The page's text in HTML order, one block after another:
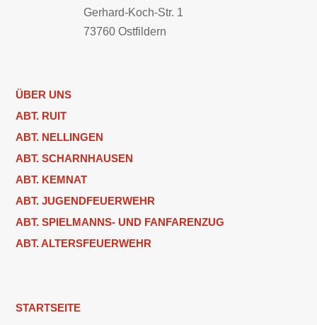
Gerhard-Koch-Str. 1
73760 Ostfildern
ÜBER UNS
ABT. RUIT
ABT. NELLINGEN
ABT. SCHARNHAUSEN
ABT. KEMNAT
ABT. JUGENDFEUERWEHR
ABT. SPIELMANNS- UND FANFARENZUG
ABT. ALTERSFEUERWEHR
STARTSEITE